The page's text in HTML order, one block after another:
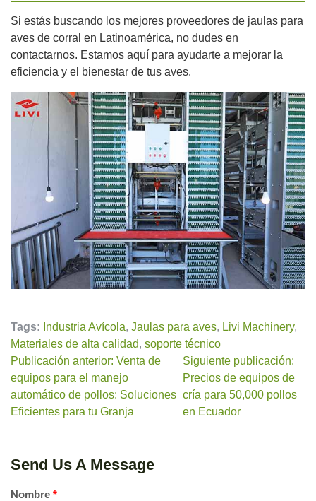
Si estás buscando los mejores proveedores de jaulas para
aves de corral en Latinoamérica, no dudes en
contactarnos. Estamos aquí para ayudarte a mejorar la
eficiencia y el bienestar de tus aves.
Tags: Industria Avícola, Jaulas para aves, Livi Machinery,
Materiales de alta calidad, soporte técnico
Publicación anterior: Venta de
equipos para el manejo
automático de pollos: Soluciones
Eficientes para tu Granja
Siguiente publicación:
Precios de equipos de
cría para 50,000 pollos
en Ecuador
Send Us A Message
Nombre *